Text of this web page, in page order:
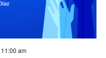
11:00 am